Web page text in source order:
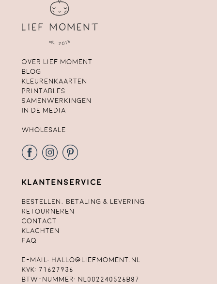
Over lief moment
Blog
Kleurenkaarten
Printables
Samenwerkingen
In de media
Wholesale
Klantenservice
Bestellen, betaling & levering
Retourneren
Contact
Klachten
FAQ
E-mail: hallo@liefmoment.nl
KvK: 71627936
Btw-nummer: NL002240526B87